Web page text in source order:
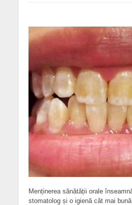
Menținerea sănătății orale
stomatolog și o igienă cât mai